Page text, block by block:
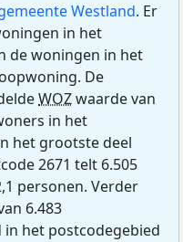
Westland. Er
in het
de woningen in het
De
WOZwaarde van
in het
het grootste deel
2671 telt 6.505
personen. Verder
6.483
in het postcodegebied